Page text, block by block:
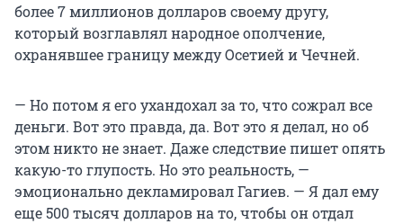
более 7 миллионов долларов своему другу,
который возглавлял народное ополчение,
охранявшее границу между Осетией и Чечней.
— Но потом я его ухандохал за то, что сожрал все
деньги. Вот это правда, да. Вот это я делал, но об
этом никто не знает. Даже следствие пишет опять
какую-то глупость. Но это реальность, —
эмоционально декламировал Гагиев. — Я дал ему
еще 500 тысяч долларов на то, чтобы он отдал